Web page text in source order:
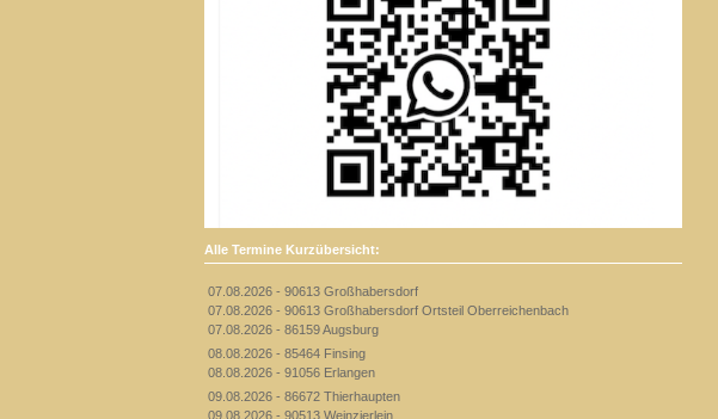
Alle Termine Kurzübersicht:
07.08.2026 - 90613 Großhabersdorf
07.08.2026 - 90613 Großhabersdorf Ortsteil Oberreichenbach
07.08.2026 - 86159 Augsburg
08.08.2026 - 85464 Finsing
08.08.2026 - 91056 Erlangen
09.08.2026 - 86672 Thierhaupten
09.08.2026 - 90513 Weinzierlein